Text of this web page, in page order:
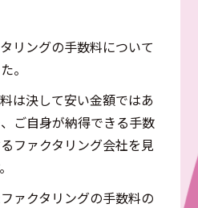
リングの手数料について
。
は決して安い金額ではあ
ご自身が納得できる手数
ファクタリング会社を見
ァクタリングの手数料の